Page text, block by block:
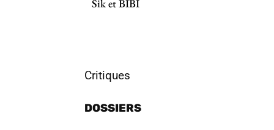
Sik et BIBI
Critiques
DOSSIERS